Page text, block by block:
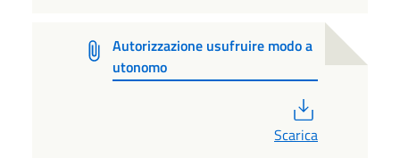
Autorizzazione usufruire modo a
utonomo
Scarica